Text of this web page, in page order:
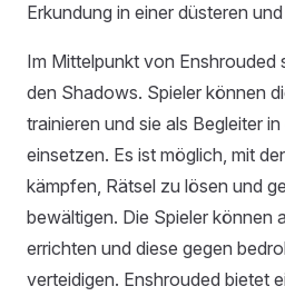
Erkundung in einer düsteren
Im Mittelpunkt von Enshrouded
den Shadows. Spieler können
trainieren und sie als Begleiter
einsetzen. Es ist möglich, mit
kämpfen, Rätsel zu lösen und
bewältigen. Die Spieler können
errichten und diese gegen
verteidigen. Enshrouded bietet